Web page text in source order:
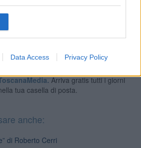
Data Access Privacy Policy
Arriva gratis tutti i giorni
tua casella di posta.
anche:
di Roberto Cerri